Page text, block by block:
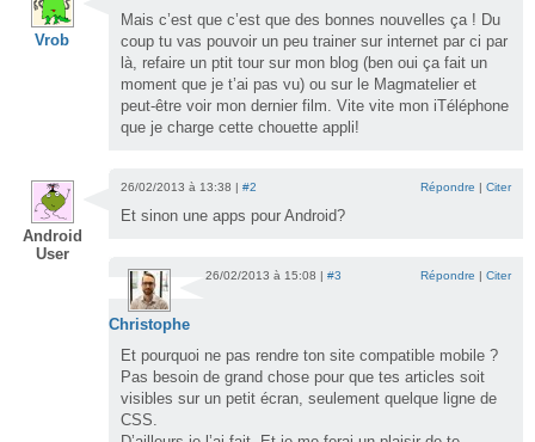
Vrob
Mais c’est que c’est que des bonnes nouvelles ça ! Du
coup tu vas pouvoir un peu trainer sur internet par ci par
là, refaire un ptit tour sur mon blog (ben oui ça fait un
moment que je t’ai pas vu) ou sur le Magmatelier et
peut-être voir mon dernier film. Vite vite mon iTéléphone
que je charge cette chouette appli!
Android
User
26/02/2013 à 13:38 | #2 Répondre | Citer
Et sinon une apps pour Android?
Christophe
26/02/2013 à 15:08 | #3 Répondre | Citer
Et pourquoi ne pas rendre ton site compatible mobile ?
Pas besoin de grand chose pour que tes articles soit
visibles sur un petit écran, seulement quelque ligne de
CSS.